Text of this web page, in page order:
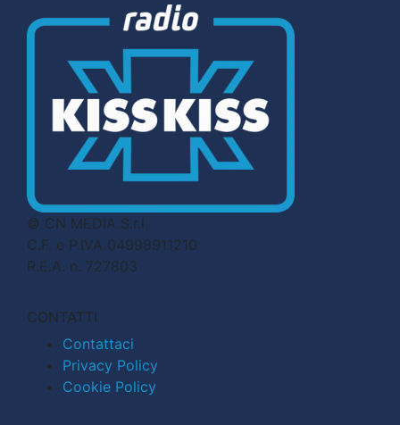
© CN MEDIA S.r.l.
C.F. e P.IVA 04998911210
R.E.A. n. 727803
CONTATTI
Contattaci
Privacy Policy
Cookie Policy